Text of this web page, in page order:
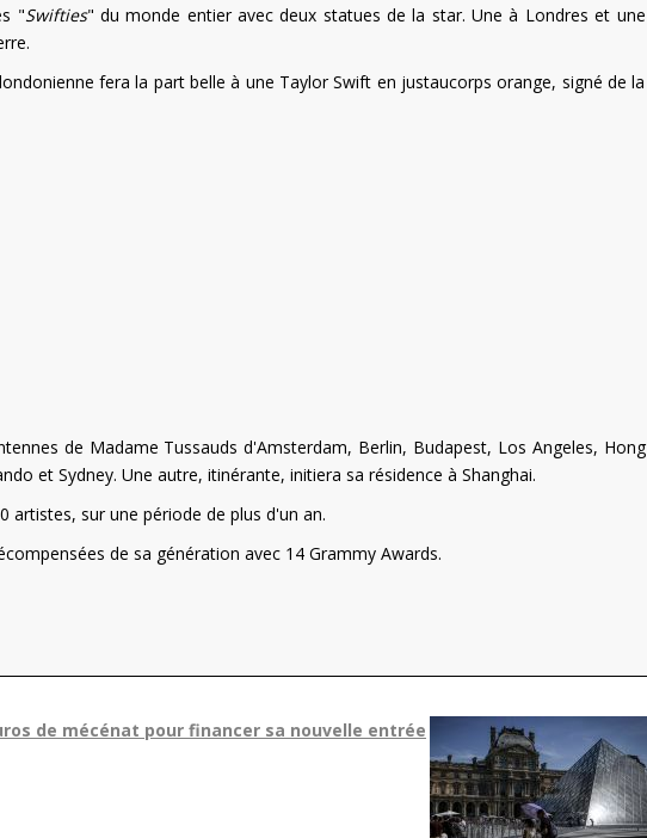
"Swifties" du monde entier avec deux statues de la star. Une à Londres et une
fera la part belle à une Taylor Swift en justaucorps orange, signé de la
de Madame Tussauds d'Amsterdam, Berlin, Budapest, Los Angeles, Hong
et Sydney. Une autre, itinérante, initiera sa résidence à Shanghai.
artistes, sur une période de plus d'un an.
de sa génération avec 14 Grammy Awards.
de mécénat pour financer sa nouvelle entrée